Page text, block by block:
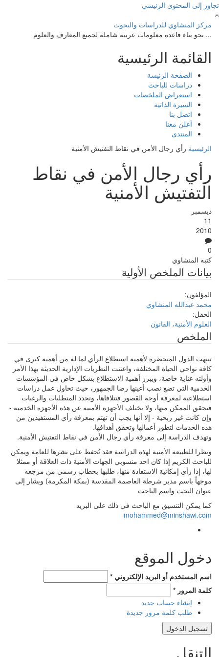
تجاوز إلى المحتوى الرئيسي
مركز المنشاوي للدراسات والبحوث
... نحو بناء قاعدة معلومات عربية شاملة لجميع المعارف والعلوم
القائمة الرئيسية
الصفحة الرئيسة
دراسات للباحث
استعراض الملخصات
السيرة الذاتية
اتصل بنا
أعلن معنا
المنتدى
الرئيسية رأي رجال الأمن في نقاط التفتيش الأمنية
رأي رجال الأمن في نقاط
التفتيش الأمنية
ديسمبر
11
2010
0
كتبه المنشاوي
بيانات الملخص الأولية
المؤلفون:
محمد عبدالله المنشاوي
الحقل:
العلوم الأمنية، القانون
الملخص
تنبهت الدول المتحضرة لأهمية استطلاع الرأي لما له من أهمية كبرى في
كافة نواحي الحياة المختلفة، واعتنت النظريات الإدارية الحديثة بهذا الأمر
وأولته عناية خاصة، ويبرز أهمية الاستطلاع بشكل خاص في المؤسسات
الخدمية التي تضع نصب أعينها رضا الجمهور، حيث تحاول عمل دراسات
استطلاعية لمعرفة أوجه القصور فتتلافاها، وتحدد المتطلبات والرغبات
فتحقق الممكن منها، ولا تختلف الأجهزة الأمنية عن هذه الأجهزة الخدمية -
وإن كانت غير ربحية - إلا أنها يجب أن تهتم بمعرفة رأي المستفيدين من
هذه الخدمات لتطور أعمالها وتحقق أهدافها.
وتهدف الدراسة إلى معرفة رأي رجال الأمن في نقاط التفتيش الأمنية.
ونظرا للطبيعة الأمنية لهذه الدراسة فقد تُحفظ على نشرها للعامة ويمكن
للباحث الكريم إذا كان احد منسوبي الجهات الأمنية ذات العلاقة أو ممثلا
لها، إذا رأي إمكانية الاستفادة منها، طلبها بخطاب رسمي من مرجعه
موجهاً باسم مدير شرطة العاصمة المقدسة (بمكة المكرمة) ويشار إلى
عنوان البحث واسم الباحث
كما يمكن التنسيق مع الباحث في ذلك على البريد
mohammed@minshawi.com
دخول الموقع
‏اسم المستخدم أو البريد الإلكتروني ‏ *
‏كلمة المرور ‏ *
إنشاء حساب جديد
طلب كلمة مرور جديدة
التنقل